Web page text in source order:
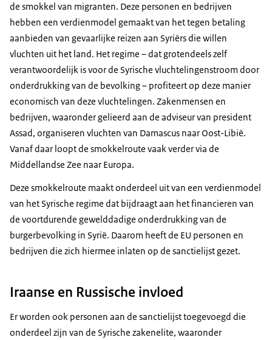
de smokkel van migranten. Deze personen en bedrijven
hebben een verdienmodel gemaakt van het tegen betaling
aanbieden van gevaarlijke reizen aan Syriërs die willen
vluchten uit het land. Het regime – dat grotendeels zelf
verantwoordelijk is voor de Syrische vluchtelingenstroom door
onderdrukking van de bevolking – profiteert op deze manier
economisch van deze vluchtelingen. Zakenmensen en
bedrijven, waaronder gelieerd aan de adviseur van president
Assad, organiseren vluchten van Damascus naar Oost-Libië.
Vanaf daar loopt de smokkelroute vaak verder via de
Middellandse Zee naar Europa.
Deze smokkelroute maakt onderdeel uit van een verdienmodel
van het Syrische regime dat bijdraagt aan het financieren van
de voortdurende gewelddadige onderdrukking van de
burgerbevolking in Syrië. Daarom heeft de EU personen en
bedrijven die zich hiermee inlaten op de sanctielijst gezet.
Iraanse en Russische invloed
Er worden ook personen aan de sanctielijst toegevoegd die
onderdeel zijn van de Syrische zakenelite, waaronder